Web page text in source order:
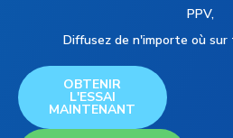
PPV,
Diffusez de n'importe où sur
OBTENIR
L'ESSAI
MAINTENANT